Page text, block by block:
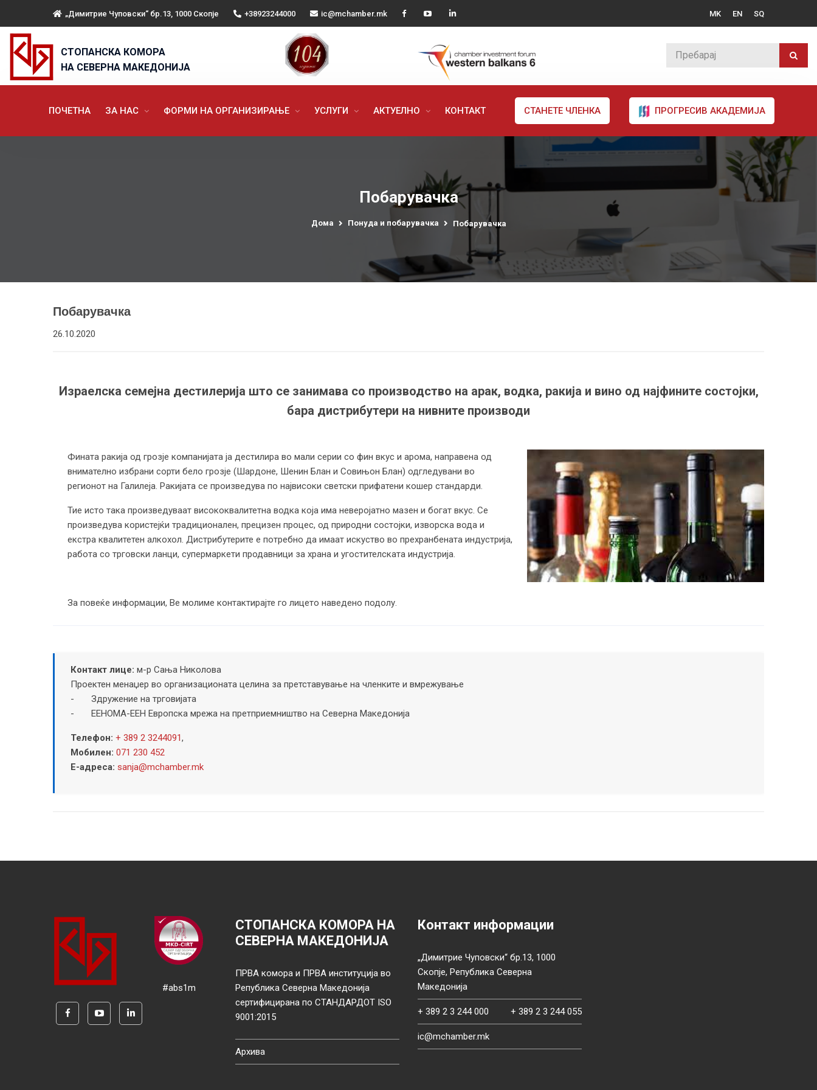
„Димитрие Чуповски“ бр.13, 1000 Скопје +38923244000 ic@mchamber.mk MK EN SQ
СТОПАНСКА КОМОРА
НА СЕВЕРНА МАКЕДОНИЈА
ПОЧЕТНА ЗА НАС ФОРМИ НА ОРГАНИЗИРАЊЕ УСЛУГИ АКТУЕЛНО КОНТАКТ СТАНЕТЕ ЧЛЕНКА ПРОГРЕСИВ АКАДЕМИЈА
Побарувачка
Дома Понуда и побарувачка Побарувачка
Побарувачка
26.10.2020
Израелска семејна дестилерија што се занимава со производство на арак, водка, ракија и вино од најфините состојки,
бара дистрибутери на нивните производи
Фината ракија од грозје компанијата ја дестилира во мали серии со фин вкус и арома, направена од
внимателно избрани сорти бело грозје (Шардоне, Шенин Блан и Совињон Блан) одгледувани во
регионот на Галилеја. Ракијата се произведува по највисоки светски прифатени кошер стандарди.
Тие исто така произведуваат висококвалитетна водка која има неверојатно мазен и богат вкус. Се
произведува користејќи традиционален, прецизен процес, од природни состојки, изворска вода и
екстра квалитетен алкохол. Дистрибутерите е потребно да имаат искуство во прехранбената индустрија,
работа со трговски ланци, супермаркети продавници за храна и угостителската индустрија.
За повеќе информации, Ве молиме контактирајте го лицето наведено подолу.
Контакт лице: м-р Сања Николова
Проектен менаџер во организационата целина за претставување на членките и вмрежување
- Здружение на трговијата
- ЕЕНОМА-EEН Европска мрежа на претприемништво на Северна Македонија
Телефон: + 389 2 3244091,
Мобилен: 071 230 452
Е-адреса: sanja@mchamber.mk
#abs1m
СТОПАНСКА КОМОРА НА
СЕВЕРНА МАКЕДОНИЈА
ПРВА комора и ПРВА институција во
Република Северна Македонија
сертифицирана по СТАНДАРДОТ ISO
9001:2015
Архива
Контакт информации
„Димитрие Чуповски“ бр.13, 1000
Скопје, Република Северна
Македонија
+ 389 2 3 244 000 + 389 2 3 244 055
ic@mchamber.mk